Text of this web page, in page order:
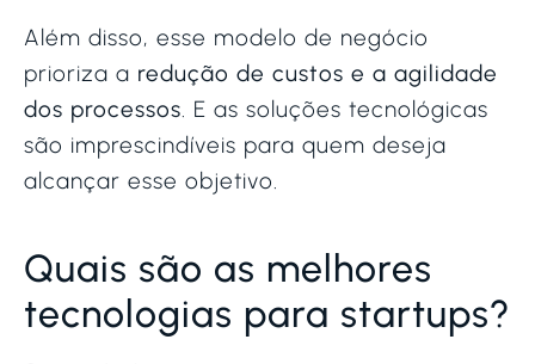
Além disso, esse modelo de negócio
prioriza a redução de custos e a agilidade
dos processos. E as soluções tecnológicas
são imprescindíveis para quem deseja
alcançar esse objetivo.
Quais são as melhores
tecnologias para startups?